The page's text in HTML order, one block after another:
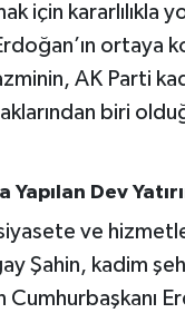
için kararlılıkla
ortaya
AK Parti
biri
Dev
ve
Şahin, kadim
Cumhurbaşkanı